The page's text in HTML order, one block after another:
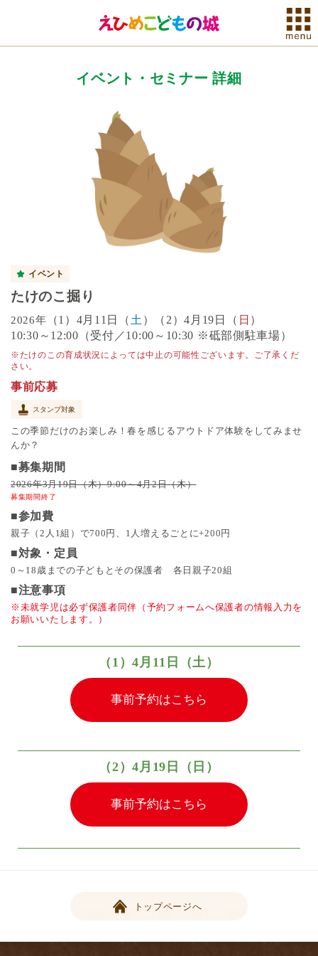
イベント・セミナー 詳細
イベント
たけのこ掘り
2026年 （1）4月11日（ 土 ）（2）4月19日（ 日 ）
10:30～12:00（受付／10:00～10:30 ※砥部側駐車場）
※たけのこの育成状況によっては中止の可能性ございます。ご了承くだ
さい。
事前応募
スタンプ対象
この季節だけのお楽しみ！春を感じるアウトドア体験をしてみませ
んか？
■募集期間
2026年3月19日（木）9:00～4月2日（木）
募集期間終了
■参加費
親子（2人1組）で700円、1人増えるごとに+200円
■対象・定員
0～18歳までの子どもとその保護者 各日親子20組
■注意事項
※未就学児は必ず保護者同伴（予約フォームへ保護者の情報入力を
お願いいたします。）
（1）4月11日（土）
事前予約はこちら
（2）4月19日（日）
事前予約はこちら
トップページへ